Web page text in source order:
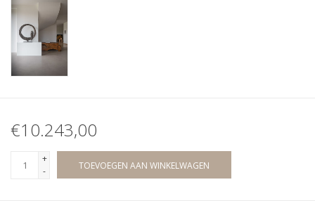
€10.243,00
+
-
TOEVOEGEN AAN WINKELWAGEN